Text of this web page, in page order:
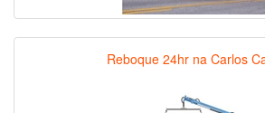
Reboque 24hr na Carlos